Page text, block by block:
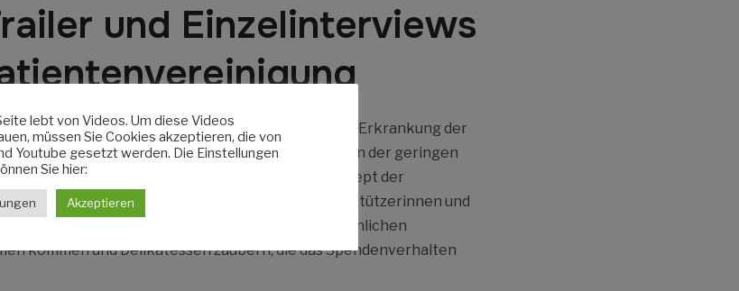
und Einzelinterviews
e.V. vertritt Familien, die durch die seltene Erkrankung der
größte Herausforderung für den Verein besteht in der geringen
Dies zu ändern ist Anlass für ein ganz neues Konzept der
„Wir kochen für ELA“ sollen interessierte Unterstützerinnen und
TV- und Showköchen und außergewöhnlichen
kommen und Delikatessen zaubern, die das Spendenverhalten
lebt von Videos. Um diese Videos
müssen Sie Cookies akzeptieren, die von
Youtube gesetzt werden. Die Einstellungen
Sie hier:
Akzeptieren